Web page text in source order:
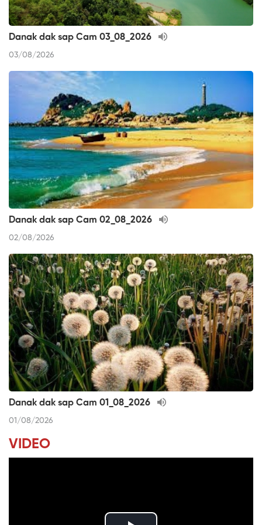
Danak dak sap Cam 03_08_2026
03/08/2026
Danak dak sap Cam 02_08_2026
02/08/2026
Danak dak sap Cam 01_08_2026
01/08/2026
VIDEO